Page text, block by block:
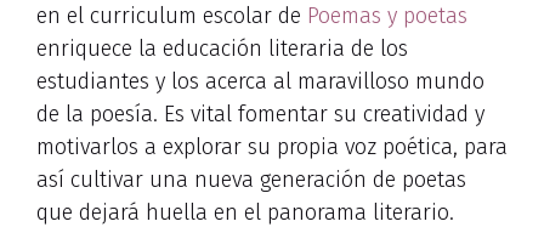
en el curriculum escolar de Poemas y poetas
enriquece la educación literaria de los
estudiantes y los acerca al maravilloso mundo
de la poesía. Es vital fomentar su creatividad y
motivarlos a explorar su propia voz poética, para
así cultivar una nueva generación de poetas
que dejará huella en el panorama literario.